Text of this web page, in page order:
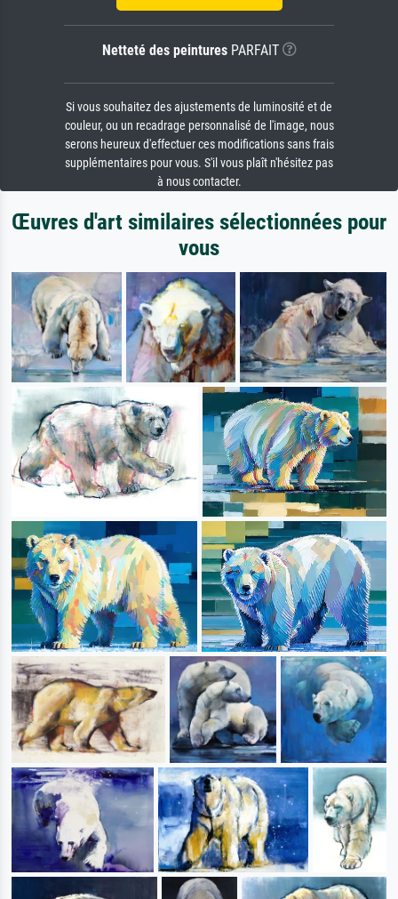
Netteté des peinturesPARFAIT
Si vous souhaitez des ajustements de luminosité et de
couleur, ou un recadrage personnalisé de l'image, nous
serons heureux d'effectuer ces modifications sans frais
supplémentaires pour vous. S'il vous plaît n'hésitez pas
à nous contacter.
Œuvres d'art similaires sélectionnées pour
vous